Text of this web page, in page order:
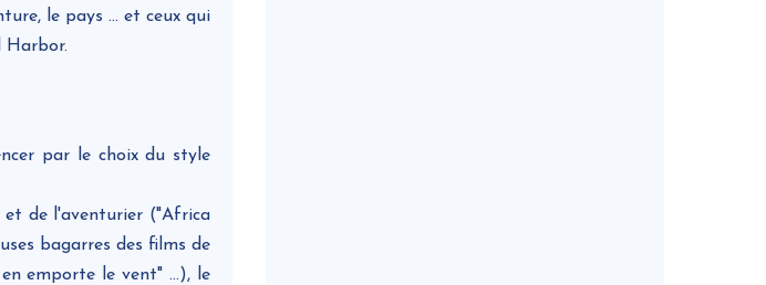
le pays ... et ceux qui
Harbor.
par le choix du style
et de l'aventurier ("Africa
bagarres des films de
emporte le vent" ...), le